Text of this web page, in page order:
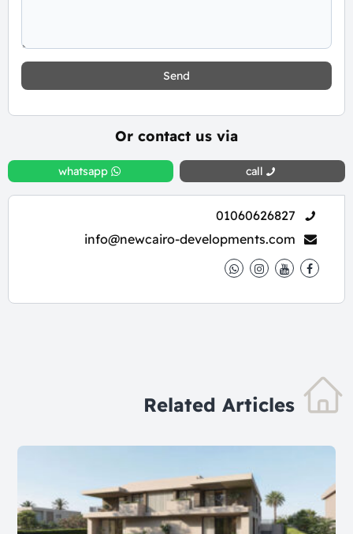
Send
Or contact us via
call
whatsapp
01060626827
info@newcairo-developments.com
Related Articles